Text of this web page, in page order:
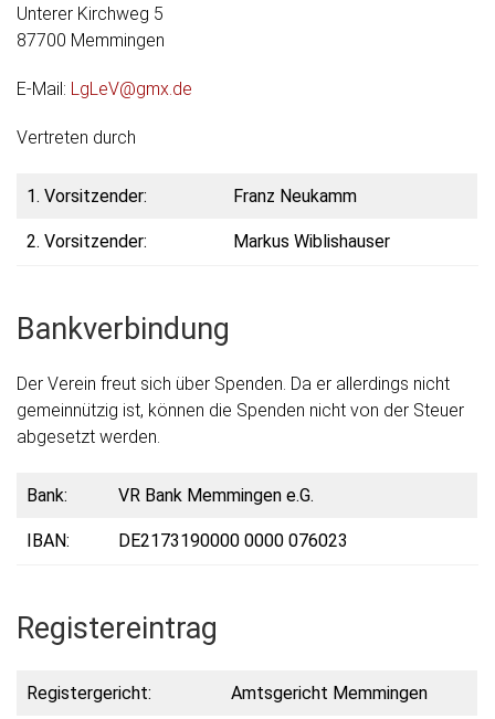
Unterer Kirchweg 5
87700 Memmingen
E-Mail: LgLeV@gmx.de
Vertreten durch
1. Vorsitzender: Franz Neukamm
2. Vorsitzender: Markus Wiblishauser
Bankverbindung
Der Verein freut sich über Spenden. Da er allerdings nicht
gemeinnützig ist, können die Spenden nicht von der Steuer
abgesetzt werden.
Bank: VR Bank Memmingen e.G.
IBAN: DE2173190000 0000 076023
Registereintrag
Registergericht: Amtsgericht Memmingen